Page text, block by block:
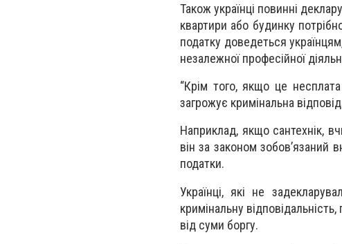
Також українці повинні
квартири або будинку
податку доведеться
незалежної професійної
“Крім того, якщо це
загрожує кримінальна
Наприклад, якщо сантехнік,
він за законом зобов’язаний
податки.
Українці, які не
кримінальну
від суми боргу.